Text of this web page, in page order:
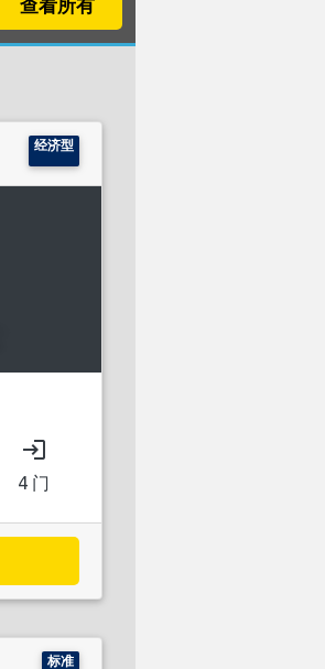
查看所有
经济型
login
4 门
标准